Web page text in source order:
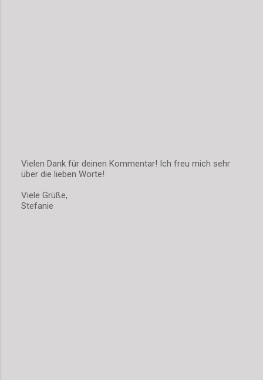
K
m
m
Vielen Dank für deinen Kommentar! Ich freu mich sehr
über die lieben Worte!
Viele Grüße,
Stefanie